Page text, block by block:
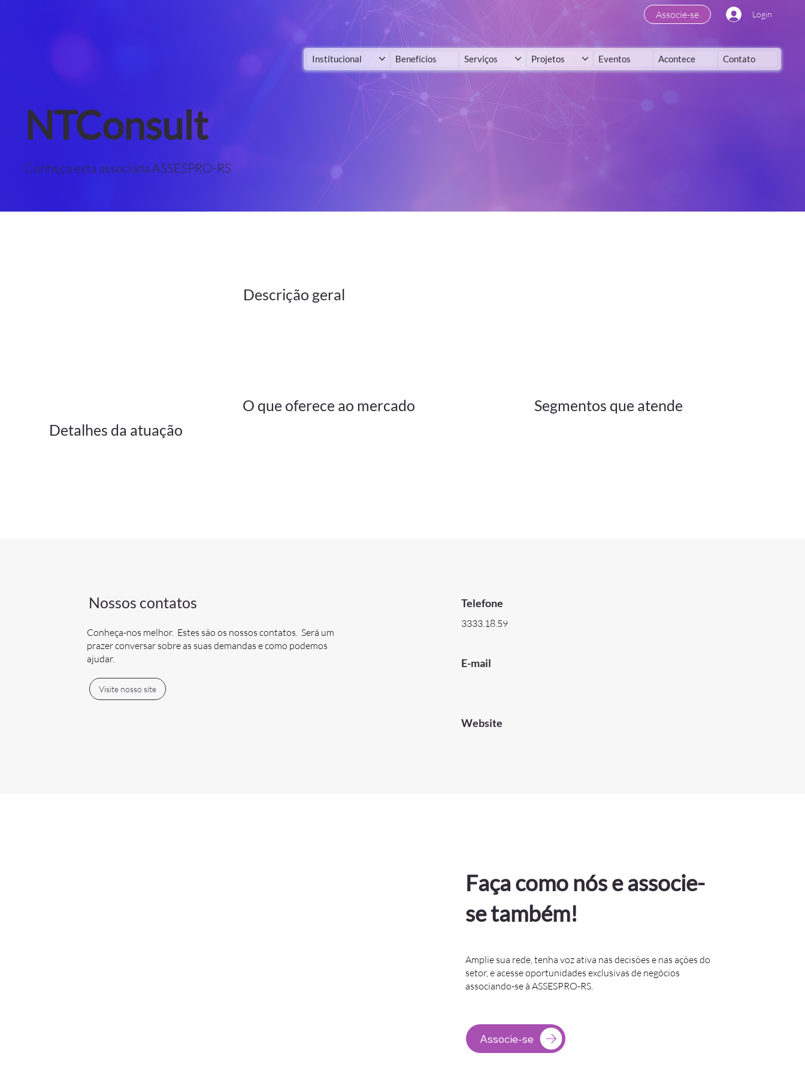
Associe-se Login
Institucional Benefícios Serviços Projetos Eventos Acontece Contato
Descrição geral
Detalhes da atuação
O que oferece ao mercado Segmentos que atende
NTConsult
Conheça esta associada ASSESPRO-RS
Nossos contatos
Conheça-nos melhor. Estes são os nossos contatos. Será um
prazer conversar sobre as suas demandas e como podemos
ajudar.
Visite nosso site
Telefone
3333.18.59
E-mail
Website
Faça como nós e associe-
se também!
Amplie sua rede, tenha voz ativa nas decisões e nas ações do
setor, e acesse oportunidades exclusivas de negócios
associando-se à ASSESPRO-RS.
Associe-se